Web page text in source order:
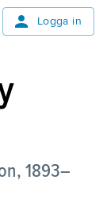
Logga in
1893–